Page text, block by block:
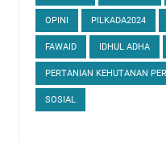
OPINI PILKADA2024
FAWAID IDHUL ADHA
PERTANIAN KEHUTANAN
SOSIAL